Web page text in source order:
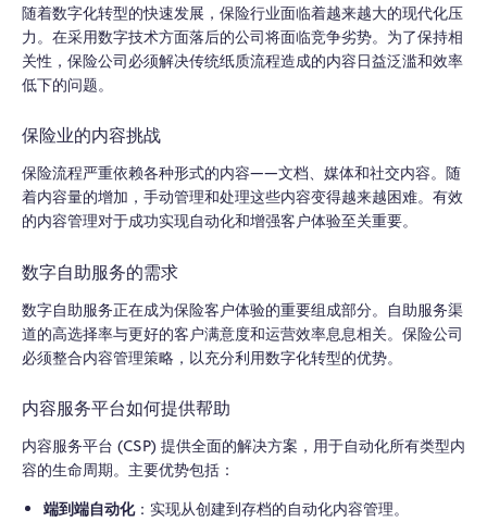
随着数字化转型的快速发展，保险行业面临着越来越大的现代化压
力。在采用数字技术方面落后的公司将面临竞争劣势。为了保持相
关性，保险公司必须解决传统纸质流程造成的内容日益泛滥和效率
低下的问题。
保险业的内容挑战
保险流程严重依赖各种形式的内容——文档、媒体和社交内容。随
着内容量的增加，手动管理和处理这些内容变得越来越困难。有效
的内容管理对于成功实现自动化和增强客户体验至关重要。
数字自助服务的需求
数字自助服务正在成为保险客户体验的重要组成部分。自助服务渠
道的高选择率与更好的客户满意度和运营效率息息相关。保险公司
必须整合内容管理策略，以充分利用数字化转型的优势。
内容服务平台如何提供帮助
内容服务平台 (CSP) 提供全面的解决方案，用于自动化所有类型内
容的生命周期。主要优势包括：
端到端自动化：实现从创建到存档的自动化内容管理。